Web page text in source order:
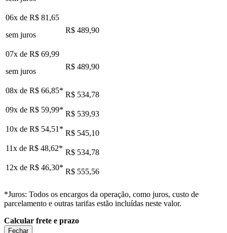
06x de R$ 81,65
sem juros
R$ 489,90
07x de R$ 69,99
sem juros
R$ 489,90
08x de R$ 66,85* R$ 534,78
09x de R$ 59,99* R$ 539,93
10x de R$ 54,51 * R$ 545,10
11x de R$ 48,62* R$ 534,78
12x de R$ 46,30* R$ 555,56
*Juros: Todos os encargos da operação, como juros, custo de
parcelamento e outras tarifas estão incluídas neste valor.
Calcular frete e prazo
Fechar